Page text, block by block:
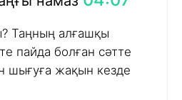
Таңның алғашқы
пайда болған сәтте
шығуға жақын кезде